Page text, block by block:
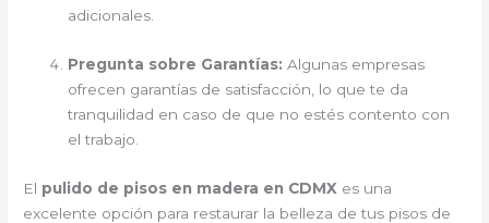
adicionales.
Pregunta sobre Garantías: Algunas empresas
ofrecen garantías de satisfacción, lo que te da
tranquilidad en caso de que no estés contento con
el trabajo.
El pulido de pisos en madera en CDMX es una
excelente opción para restaurar la belleza de tus pisos de